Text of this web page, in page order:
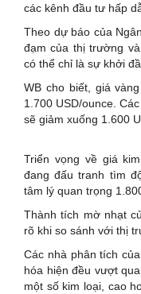
các kênh đầu tư hấp
Theo dự báo của
đạm của thị trường
có thể chỉ là sự khởi
WB cho biết, giá
1.700 USD/ounce.
sẽ giảm xuống 1.600
Triển vọng về giá
đang đấu tranh tìm
tâm lý quan trọng
Thành tích mờ nhạt
rõ khi so sánh với thị
Các nhà phân tích
hóa hiện đều vượt
một số kim loại, cao